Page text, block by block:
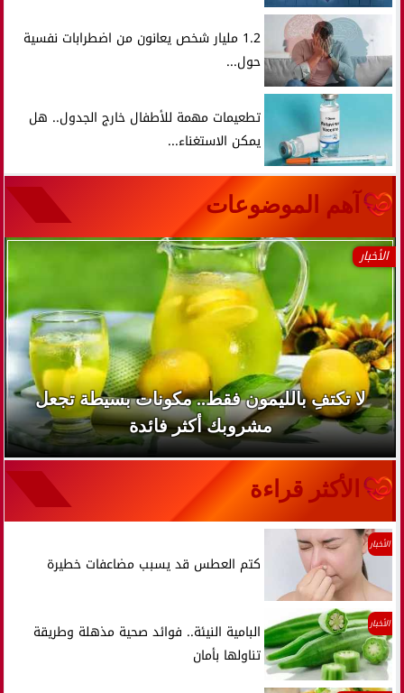
1.2 مليار شخص يعانون من اضطرابات نفسية
حول...
تطعيمات مهمة للأطفال خارج الجدول.. هل
يمكن الاستغناء...
آهم الموضوعات
الأخبار
لا تكتفِ بالليمون فقط.. مكونات بسيطة تجعل
مشروبك أكثر فائدة
الأكثر قراءة
الأخبار
كتم العطس قد يسبب مضاعفات خطيرة
الأخبار
البامية النيئة.. فوائد صحية مذهلة وطريقة
تناولها بأمان